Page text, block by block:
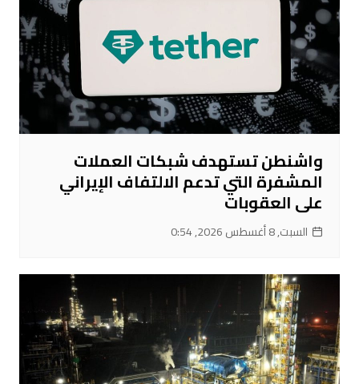
واشنطن تستهدف شبكات العملات
المشفرة التي تدعم الالتفاف الإيراني
على العقوبات
السبت, 8 أغسطس 2026, 0:54